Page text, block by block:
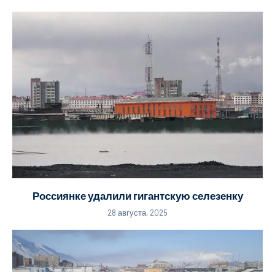
Россиянке удалили гигантскую селезенку
28 августа, 2025